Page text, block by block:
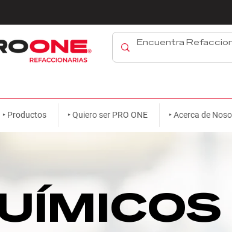
‣ Productos ‣ Quiero ser PRO ONE ‣ Acerca de